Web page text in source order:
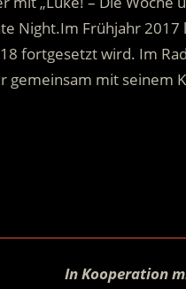
Night.Im Frühjahr 2017
fortgesetzt wird. Im
gemeinsam mit seinem
In Kooperation